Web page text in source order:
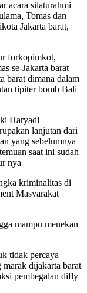
acara silaturahmi
Tomas dan
Jakarta barat,
forkopimkot,
se-Jakarta barat
barat dimana dalam
tipiter bomb Bali
Haryadi
lanjutan dari
yang sebelumnya
saat ini sudah
nya
kriminalitas di
Masyarakat
mampu menekan
tidak percaya
marak dijakarta barat
pembegalan difly